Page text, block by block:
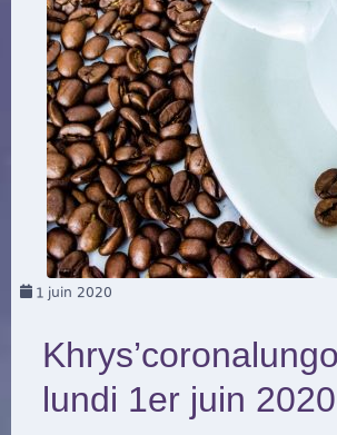
1 juin 2020
lundi 1er juin 2020